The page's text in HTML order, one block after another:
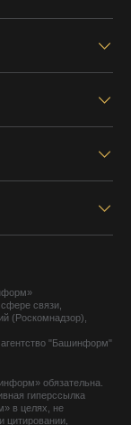
связи,
(Роскомнадзор),
"Башинформ"
обязательна.
гиперссылка
в целях, не
цитировании,